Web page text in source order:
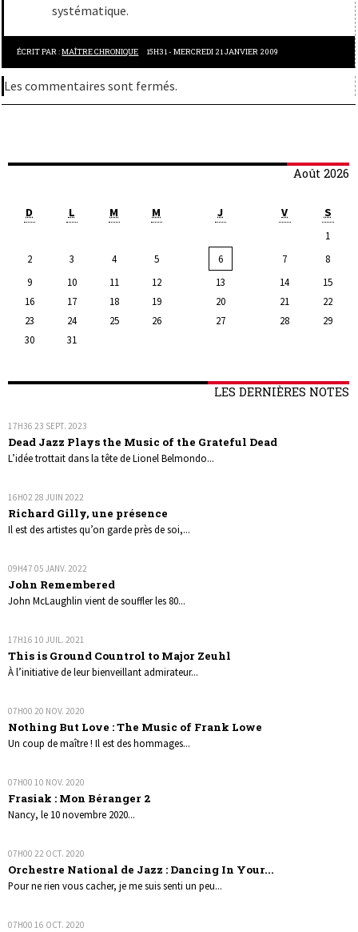
Août 2026
D L M M J V S
1
2
3 4 5 6 7
8
9
10 11 12 13 14
15
16
17 18 19 20 21
22
23
24 25 26 27 28
29
30
31
LES DERNIÈRES NOTES
17H36 23 SEPT. 2023
Dead Jazz Plays the Music of the Grateful Dead
L’idée trottait dans la tête de Lionel Belmondo...
16H02 28 JUIN 2022
Richard Gilly, une présence
Il est des artistes qu’on garde près de soi,...
09H47 05 JANV. 2022
John Remembered
John McLaughlin vient de souffler les 80...
17H16 10 JUIL. 2021
This is Ground Countrol to Major Zeuhl
À l’initiative de leur bienveillant admirateur...
07H00 20 NOV. 2020
Nothing But Love : The Music of Frank Lowe
Un coup de maître ! Il est des hommages...
07H00 10 NOV. 2020
Frasiak : Mon Béranger 2
Nancy, le 10 novembre 2020...
07H00 22 OCT. 2020
Orchestre National de Jazz : Dancing In Your...
Pour ne rien vous cacher, je me suis senti un peu...
07H00 16 OCT. 2020
systématique.
ÉCRIT PAR :MAÎTRE CHRONIQUE 15H31 -MERCREDI 21 JANVIER 2009
Les commentaires sont fermés.